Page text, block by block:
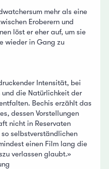
mehr als eine
Eroberern und
löst er eher auf, um sie
wieder in Gang zu
Intensität, bei
die Natürlichkeit der
Bechis erzählt das
dessen Vorstellungen
nicht in Reservaten
selbstverständlichen
einen Film lang die
verlassen glaubt.»